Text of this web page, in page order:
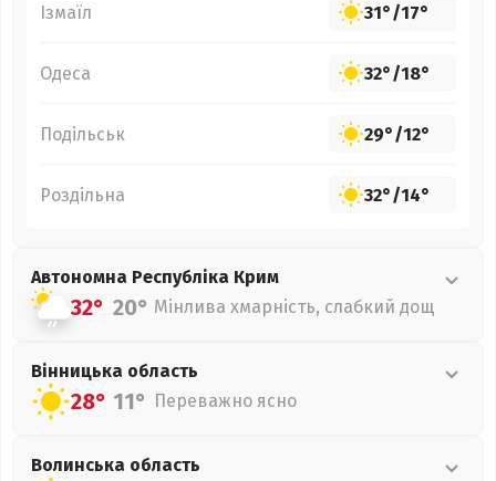
Ізмаїл 31°/17°
Одеса 32°/18°
Подільськ 29°/12°
Роздільна 32°/14°
Автономна Республіка Крим
32° 20° Мінлива хмарність, слабкий дощ
Вінницька область
28° 11° Переважно ясно
Волинська область